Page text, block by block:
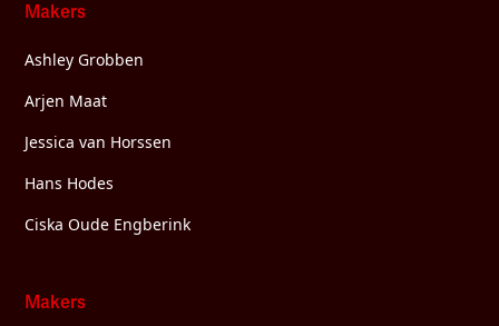
Makers
Ashley Grobben
Arjen Maat
Jessica van Horssen
Hans Hodes
Ciska Oude Engberink
Makers